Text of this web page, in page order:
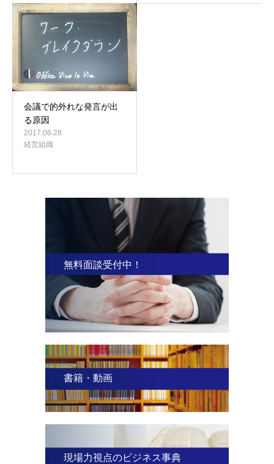
会議で的外れな発言が出
る原因
2017.06.28
経営組織
無料面談受付中！
書籍・動画
現場力視点のビジネス事典